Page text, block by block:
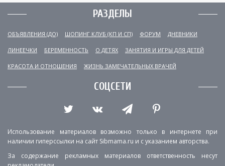
РАЗДЕЛЫ
ОБЪЯВЛЕНИЯ (ДО) ШОПИНГ КЛУБ (КП И СП) ФОРУМ ДНЕВНИКИ
ЛИНЕЕЧКИ БЕРЕМЕННОСТЬ О ДЕТЯХ ЗАНЯТИЯ И ИГРЫ ДЛЯ ДЕТЕЙ
КРАСОТА И ОТНОШЕНИЯ ЖИЗНЬ ЗАМЕЧАТЕЛЬНЫХ ВРАЧЕЙ
СОЦСЕТИ
Использование материалов возможно только в интернете при
наличии гиперссылки на сайт Sibmama.ru и с указанием авторства.
За содержание рекламных материалов ответственность несут